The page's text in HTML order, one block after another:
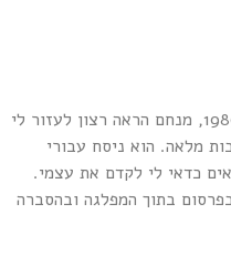
בקדנציה הראשונה שלי בכנסת, ב-1989, מנחם הראה רצון לעזור לי
מלאה. הוא ניסח עבורי
כדאי לי לקדם את עצמי.
בתוך המפלגה ובהסברה